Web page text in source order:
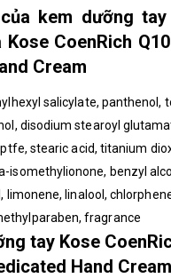
kem dưỡng
CoenRich
Cream
salicylate, panthenol,
disodium stearoyl
stearic acid, titanium
isomethylionone, benzyl
limonene, linalool,
fragrance
tay Kose
Hand